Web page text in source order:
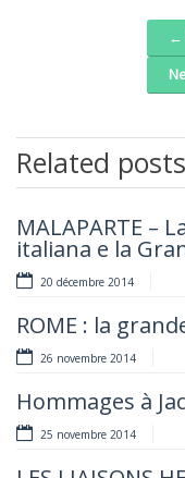
Post
←
Related posts
MALAPARTE –
italiana e la
20 décembre 2014
ROME : la
26 novembre 2014
Hommages à
25 novembre 2014
UNGARETTI –
e la Grande
14 novembre 2014
LES LIAISONS
ITALIENS !
LES BORGIA ET